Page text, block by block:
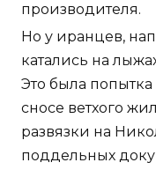
производителя.
Но у иранцев,
катались на
Это была
сносе ветхого
развязки на
поддельных